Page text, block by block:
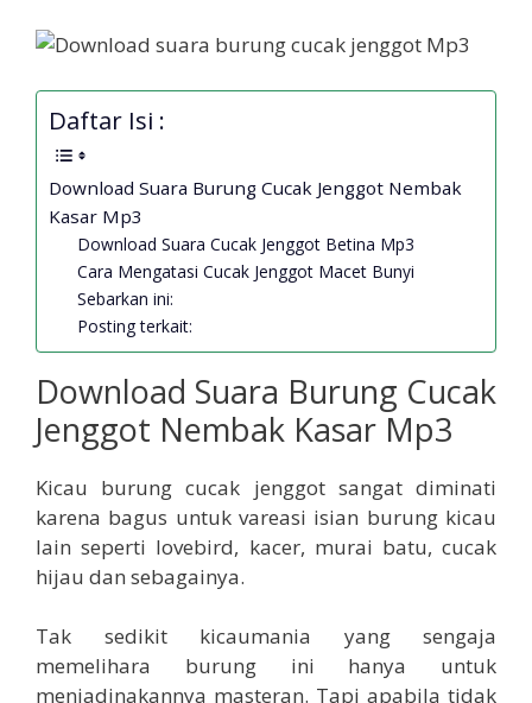
Daftar Isi :
Download Suara Burung Cucak Jenggot Nembak
Kasar Mp3
Download Suara Cucak Jenggot Betina Mp3
Cara Mengatasi Cucak Jenggot Macet Bunyi
Sebarkan ini:
Posting terkait:
Download Suara Burung Cucak
Jenggot Nembak Kasar Mp3
Kicau burung cucak jenggot sangat diminati
karena bagus untuk vareasi isian burung kicau
lain seperti lovebird, kacer, murai batu, cucak
hijau dan sebagainya.
Tak sedikit kicaumania yang sengaja
memelihara burung ini hanya untuk
menjadinakannya masteran. Tapi apabila tidak